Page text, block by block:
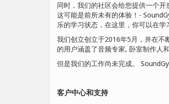
同时，我们的社区会给您提供一个
这可能是前所未有的体验！-
乐的学习状态，在这里，你可以在
我们创立创立于2016年5月，并在
的用户涵盖了音频专家, 卧室制作人
但是我们的工作尚未完成。
客户中心和支持